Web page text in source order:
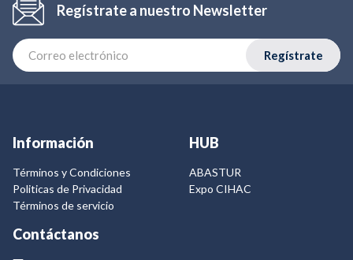
Regístrate a nuestro Newsletter
Regístrate
Información
Términos y Condiciones
Politicas de Privacidad
Términos de servicio
HUB
ABASTUR
Expo CIHAC
Contáctanos